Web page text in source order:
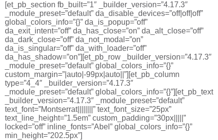
[et_pb_section fb_built=”1″ _builder_version=”4.17.3″
_module_preset=”default” da_disable_devices=”off|off|off”
global_colors_info=”{}” da_is_popup=”off”
da_exit_intent=”off” da_has_close=”on” da_alt_close=”off”
da_dark_close=”off” da_not_modal=”on”
da_is_singular=”off” da_with_loader=”off”
da_has_shadow=”on”][et_pb_row _builder_version=”4.17.3″
_module_preset=”default” global_colors_info=”{}”
custom_margin=”|auto|-99px|auto||”][et_pb_column
type=”4_4″ _builder_version=”4.17.3″
_module_preset=”default” global_colors_info=”{}”][et_pb_text
_builder_version=”4.17.3″ _module_preset=”default”
text_font=”Montserrat||||||||” text_font_size=”25px”
text_line_height=”1.5em” custom_padding=”30px|||||”
locked=”off” inline_fonts=”Abel” global_colors_info=”{}”
min_height=”202.5px”]